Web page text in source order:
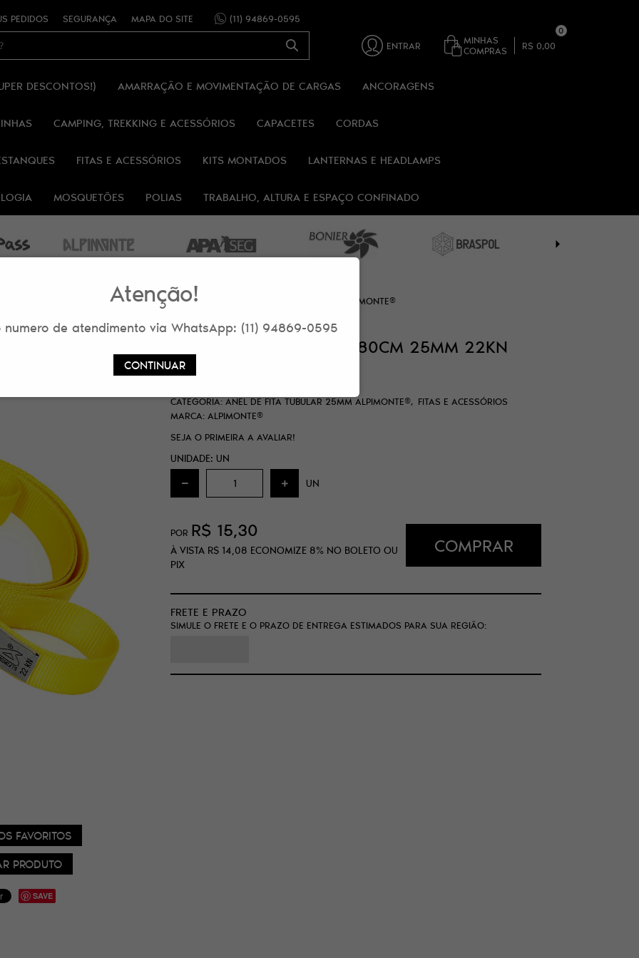
PEDIDOS SEGURANÇA MAPA DO SITE (11) 94869-0595
ENTRAR
MINHAS
COMPRAS
0
R$ 0,00
DESCONTOS!) AMARRAÇÃO E MOVIMENTAÇÃO DE CARGAS ANCORAGENS
CAMPING, TREKKING E ACESSÓRIOS CAPACETES CORDAS
FITAS E ACESSÓRIOS KITS MONTADOS LANTERNAS E HEADLAMPS
MOSQUETÕES POLIAS TRABALHO, ALTURA E ESPAÇO CONFINADO
ANEL DE FITA TUBULAR 80CM 25MM 22KN AMARELO ALPIMONTE®
FAVORITOS
PRODUTO
SAVE
ANEL DE FITA TUBULAR 80CM 25MM 22KN
AMARELO ALPIMONTE®
CATEGORIA: ANEL DE FITA TUBULAR 25MM ALPIMONTE®
FITAS E ACESSÓRIOS
MARCA: ALPIMONTE®
SEJA O PRIMEIRA A AVALIAR!
UNIDADE: UN
UN
POR R$ 15,30
À VISTA R$ 14,08 ECONOMIZE 8% NO BOLETO OU
PIX
COMPRAR
FRETE E PRAZO
SIMULE O FRETE E O PRAZO DE ENTREGA ESTIMADOS PARA SUA REGIÃO:
Atenção!
numero de atendimento via WhatsApp: (11) 94869-0595
CONTINUAR